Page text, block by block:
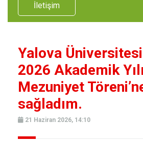
İletişim
Yalova
2026 Akademik Yılı
Mezuniyet
sağladım.
21 Haziran 2026, 14:10